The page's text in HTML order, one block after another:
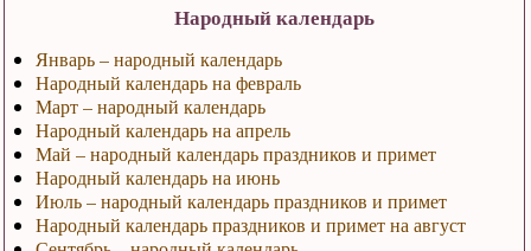
Народный календарь
Январь – народный календарь
Народный календарь на февраль
Март – народный календарь
Народный календарь на апрель
Май – народный календарь праздников и примет
Народный календарь на июнь
Июль – народный календарь праздников и примет
Народный календарь праздников и примет на август